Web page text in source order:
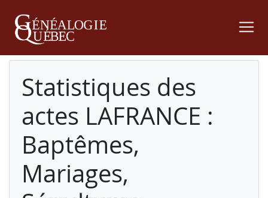
Statistiques des
actes LAFRANCE :
Baptêmes,
Mariages,